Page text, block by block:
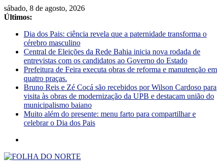
sábado, 8 de agosto, 2026
Últimos:
Dia dos Pais: ciência revela que a paternidade transforma o
cérebro masculino
Central de Eleições da Rede Bahia inicia nova rodada de
entrevistas com os candidatos ao Governo do Estado
Prefeitura de Feira executa obras de reforma e manutenção em
quatro praças.
Bruno Reis e Zé Cocá são recebidos por Wilson Cardoso para
visita às obras de modernização da UPB e destacam união do
municipalismo baiano
Muito além do presente: menu farto para compartilhar e
celebrar o Dia dos Pais